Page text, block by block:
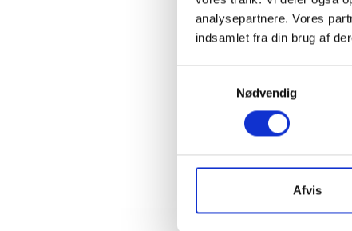
analysepartnere. Vores
indsamlet fra din brug af
Nødvendig
Afvis
Tlf:
Mail: